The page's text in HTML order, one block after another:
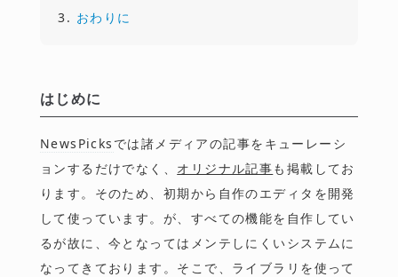
おわりに
はじめに
NewsPicks では諸メディアの記事をキューレーシ
ョンするだけでなく、 オリジナル記事も掲載してお
ります。そのため、初期から自作のエディタを開発
して使っています。が、すべての機能を自作してい
るが故に、今となってはメンテしにくいシステムに
なってきております。そこで、ライブラリを使って